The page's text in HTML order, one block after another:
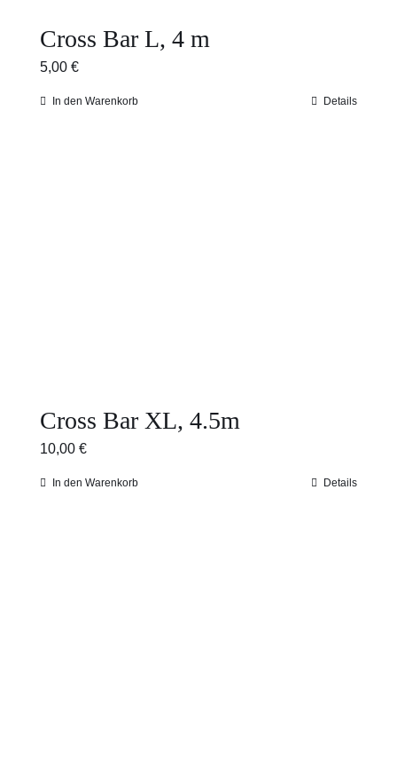
Cross Bar L, 4 m
5,00 €
In den Warenkorb Details
Cross Bar XL, 4.5m
10,00 €
In den Warenkorb Details